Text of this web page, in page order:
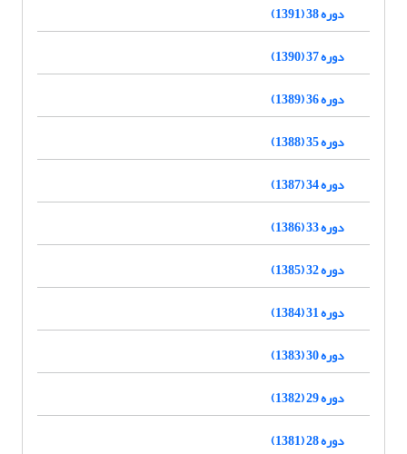
دوره 38 (1391)
دوره 37 (1390)
دوره 36 (1389)
دوره 35 (1388)
دوره 34 (1387)
دوره 33 (1386)
دوره 32 (1385)
دوره 31 (1384)
دوره 30 (1383)
دوره 29 (1382)
دوره 28 (1381)